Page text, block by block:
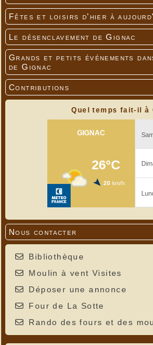
Fêtes et loisirs d'hier à
Le désenclavement de Gignac
Grands et petits événements
de Gignac
Contributions
Quel temps fait-il
Nous contacter
Bibliothèque
Moulin à vent Visites
Déposer une annonce
Four de La Sotte
Rando des fours et des